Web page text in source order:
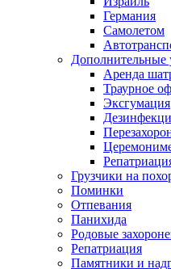
Германия
Самолетом
Дополнительные
Аренда
Траурное
Эксгумация
Грузчики на
Поминки
Отпевания
Панихида
Родовые
Репатриация
Памятники и